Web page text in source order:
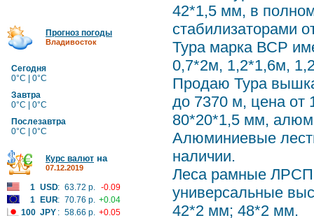
Прогноз погоды
Владивосток
Сегодня
0°C | 0°C
Завтра
0°C | 0°C
Послезавтра
0°C | 0°C
Курс валют на
07.12.2019
1 USD: 63.72 р. -0.09
1
EUR: 70.76 р. +0.04
100 JPY : 58.66 р. +0.05
42*1,5 мм, в
стабилизаторами
Тура марка ВСР
0,7*2м, 1,2*1,6м,
Продаю Тура
до 7370 м, цена от
80*20*1,5 мм,
Алюминиевые
наличии.
Леса рамные ЛРСП
универсальные
42*2 мм; 48*2 мм.